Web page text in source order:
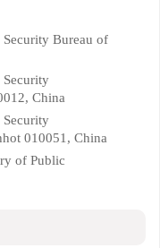
Bureau of
Security
China
Security
010051, China
of Public